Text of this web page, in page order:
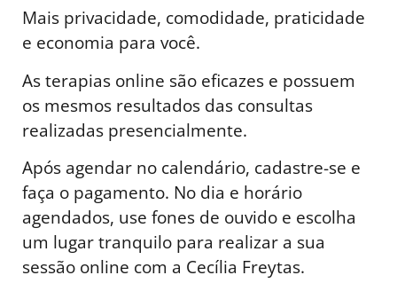
Mais privacidade, comodidade, praticidade
e economia para você.
As terapias online são eficazes e possuem
os mesmos resultados das consultas
realizadas presencialmente.
Após agendar no calendário, cadastre-se e
faça o pagamento. No dia e horário
agendados, use fones de ouvido e escolha
um lugar tranquilo para realizar a sua
sessão online com a Cecília Freytas.